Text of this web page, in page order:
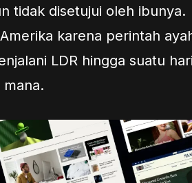
tidak disetujui oleh ibunya.
karena perintah
LDR hingga suatu